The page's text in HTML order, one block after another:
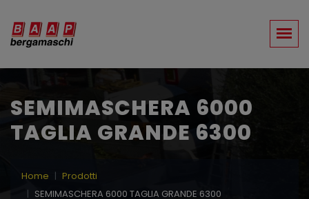
SEMIMASCHERA 6000
TAGLIA GRANDE 6300
Home
Prodotti
SEMIMASCHERA 6000 TAGLIA GRANDE 6300